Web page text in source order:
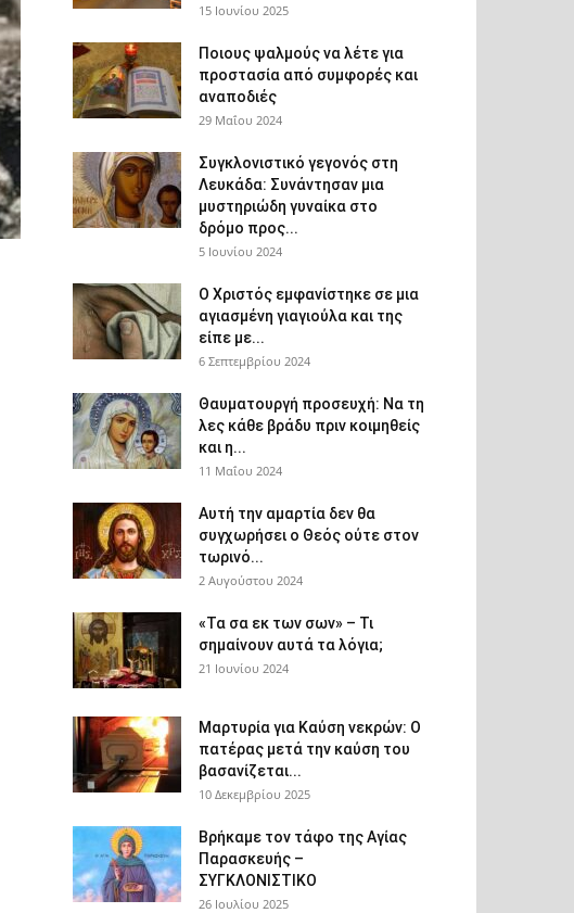
15 Ιουνίου 2025
Ποιους ψαλμούς να λέτε για
προστασία από συμφορές και
αναποδιές
29 Μαΐου 2024
Συγκλονιστικό γεγονός στη
Λευκάδα: Συνάντησαν μια
μυστηριώδη γυναίκα στο
δρόμο προς...
5 Ιουνίου 2024
Ο Χριστός εμφανίστηκε σε μια
αγιασμένη γιαγιούλα και της
είπε με...
6 Σεπτεμβρίου 2024
Θαυματουργή προσευχή: Να τη
λες κάθε βράδυ πριν κοιμηθείς
και η...
11 Μαΐου 2024
Αυτή την αμαρτία δεν θα
συγχωρήσει ο Θεός ούτε στον
τωρινό...
2 Αυγούστου 2024
«Τα σα εκ των σων» – Τι
σημαίνουν αυτά τα λόγια;
21 Ιουνίου 2024
Μαρτυρία για Καύση νεκρών: Ο
πατέρας μετά την καύση του
βασανίζεται...
10 Δεκεμβρίου 2025
Βρήκαμε τον τάφο της Αγίας
Παρασκευής –
ΣΥΓΚΛΟΝΙΣΤΙΚΟ
26 Ιουλίου 2025